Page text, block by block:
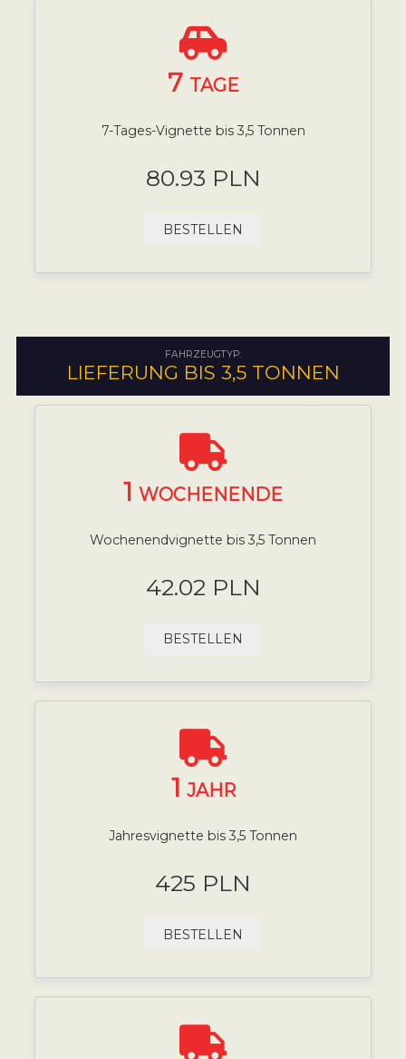
7 TAGE
7-Tages-Vignette bis 3,5 Tonnen
80.93 PLN
BESTELLEN
FAHRZEUGTYP:
LIEFERUNG BIS 3,5 TONNEN
1 WOCHENENDE
Wochenendvignette bis 3,5 Tonnen
42.02 PLN
BESTELLEN
1 JAHR
Jahresvignette bis 3,5 Tonnen
425 PLN
BESTELLEN